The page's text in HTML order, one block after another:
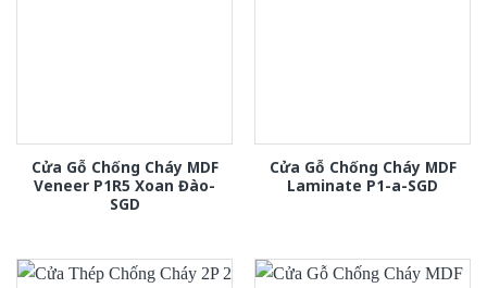
Cửa Gỗ Chống Cháy MDF
Veneer P1R5 Xoan Đào-
SGD
Cửa Gỗ Chống Cháy MDF
Laminate P1-a-SGD